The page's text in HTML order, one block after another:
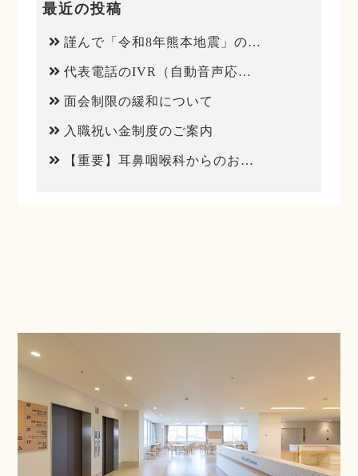
最近の投稿
謹んで「令和8年熊本地震」のお見舞いを申し上げます
代表電話のIVR（自動音声応答）導入について
面会制限の緩和について
入職祝い金制度のご案内
【重要】耳鼻咽喉科からのお知らせ